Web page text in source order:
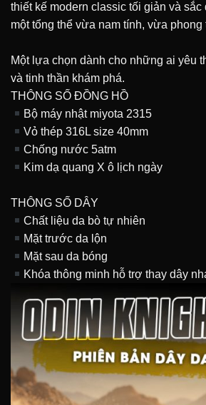
thiết kế modern classic tối giản và sắc
một tổng thể vừa nam tính, vừa phong
Một lựa chọn dành cho những ai yêu
và tinh thần khám phá.
THÔNG SỐ ĐỒNG HỒ
Bộ máy nhật miyota 2315
Vỏ thép 316L size 40mm
Chống nước 5atm
Kim dạ quang X ô lịch ngày
THÔNG SỐ DÂY
Chất liệu da bò tự nhiên
Mặt trước da lộn
Mặt sau da bóng
Khóa thông minh hỗ trợ thay dây